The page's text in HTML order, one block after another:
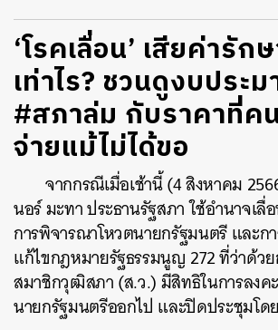
‘โรคเลื่อน’ เสียค่ารัก
เท่าไร? ชวนดูงบประ
#สภาล่ม กับราคาที่ค
จ่ายแม้ไม่ได้ขอ
จากกรณีเมื่อเช้านี้ (4 สิงหาคม
นอร์ มะทา ประธานรัฐสภา ใช้อำนาจเลื่
การพิจารณาโหวตนายกรัฐมนตรี และก
แก้ไขกฎหมายรัฐธรรมนูญ 272 ที่ว่าด้วย
สมาชิกวุฒิสภา (ส.ว.) มีสิทธิในการลงค
นายกรัฐมนตรีออกไป และปิดประชุมโ